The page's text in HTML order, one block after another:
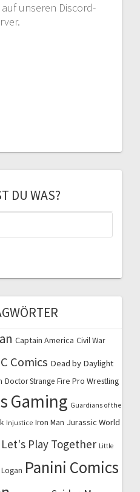
unseren Discord-
DU WAS?
Captain America Civil War
Comics Dead by Daylight
Doctor Strange Fire Pro Wrestling
Gaming Guardians of the
Injustice Iron Man Jurassic World
Let's Play Together Little
Panini Comics